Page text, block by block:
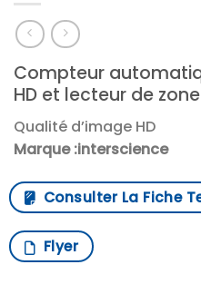
Compteur
HD et lecteur de
Qualité d’image HD
Marque :interscience
Consulter La Fiche
Flyer